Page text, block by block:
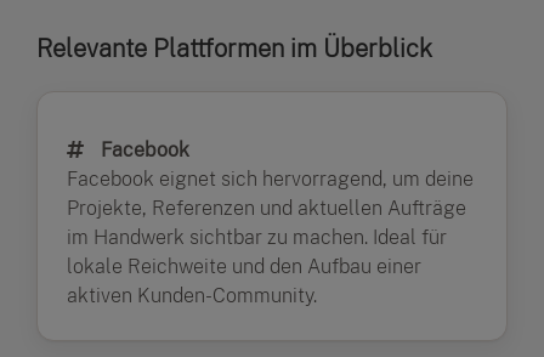
Relevante Plattformen im Überblick
Facebook
Facebook eignet sich hervorragend, um deine
Projekte, Referenzen und aktuellen Aufträge
im Handwerk sichtbar zu machen. Ideal für
lokale Reichweite und den Aufbau einer
aktiven Kunden-Community.